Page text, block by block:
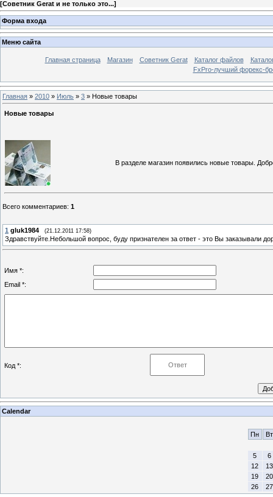
[Советник Gerat и не только это...]
Форма входа
Меню сайта
Главная страница Магазин Советник Gerat Каталог файлов
FxPro-лучший форекс-
Главная » 2010 » Июль » 3 » Новые товары
Новые товары
В разделе магазин появились новые товары.
Всего комментариев: 1
1 gluk1984 (21.12.2011 17:58)
Здравствуйте.Небольшой вопрос, буду признателен за ответ - это Вы заказывали
Имя *:
Email *:
Код *:
Calendar
Пн Вт
5
6
12
13
19
20
26
27